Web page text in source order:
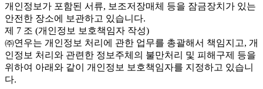
개인정보가 포함된 서류, 보조저장매체 등을 잠금장치가 있는
안전한 장소에 보관하고 있습니다.
제 7 조 (개인정보 보호책임자 작성)
㈜연우는 개인정보 처리에 관한 업무를 총괄해서 책임지고, 개
인정보 처리와 관련한 정보주체의 불만처리 및 피해구제 등을
위하여 아래와 같이 개인정보 보호책임자를 지정하고 있습니
다.